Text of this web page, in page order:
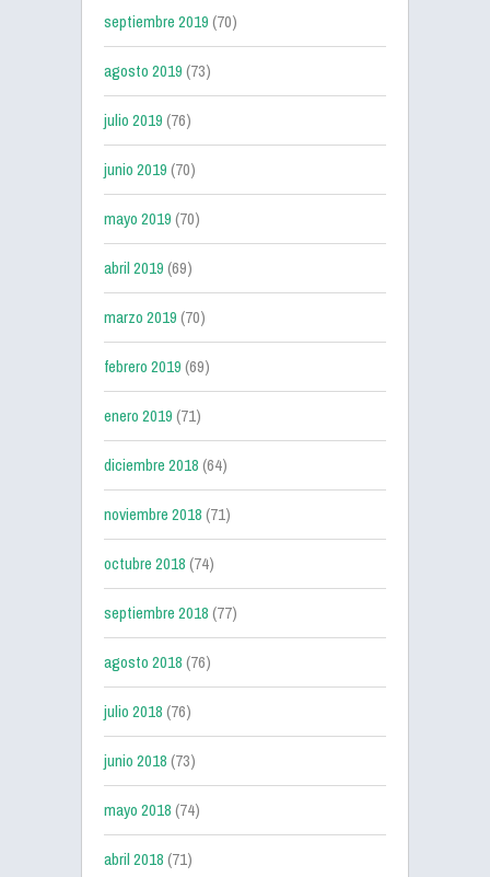
septiembre 2019(70)
agosto 2019(73)
julio 2019(76)
junio 2019(70)
mayo 2019(70)
abril 2019(69)
marzo 2019(70)
febrero 2019(69)
enero 2019(71)
diciembre 2018(64)
noviembre 2018(71)
octubre 2018(74)
septiembre 2018(77)
agosto 2018(76)
julio 2018(76)
junio 2018(73)
mayo 2018(74)
abril 2018(71)